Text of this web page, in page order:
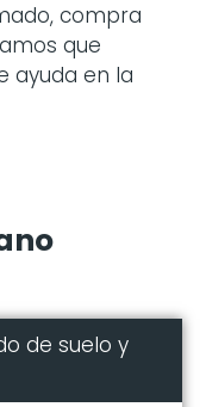
compra
que
ayuda en la
de suelo y